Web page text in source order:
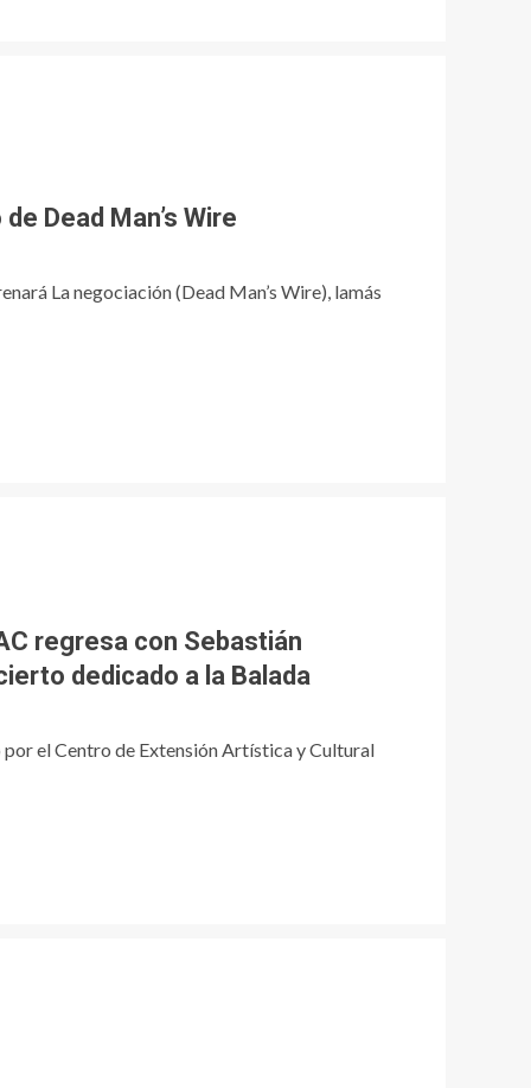
Dead Man’s Wire
La negociación (Dead Man’s Wire), lamás
regresa con Sebastián
dedicado a la Balada
el Centro de Extensión Artística y Cultural